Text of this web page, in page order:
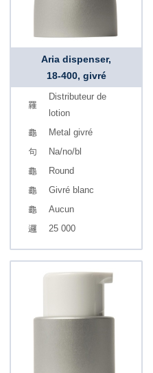
Aria dispenser,
18-400, givré
Distributeur de
lotion
Metal givré
Na/no/bl
Round
Givré blanc
Aucun
25 000